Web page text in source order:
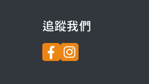
追蹤我們